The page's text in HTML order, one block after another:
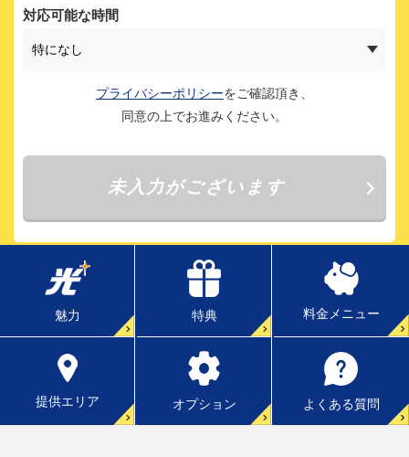
魅力 特典 料金メニュー
提供エリア オプション よくある質問